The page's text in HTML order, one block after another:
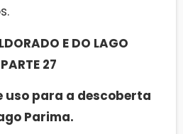
E DO LAGO
27
uso para a descoberta
Parima.